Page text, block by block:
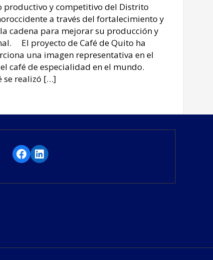
productivo y competitivo del Distrito
a través del fortalecimiento y
cadena para mejorar su producción y
El proyecto de Café de Quito ha
una imagen representativa en el
café de especialidad en el mundo.
se realizó […]
Facebook
LinkedIn